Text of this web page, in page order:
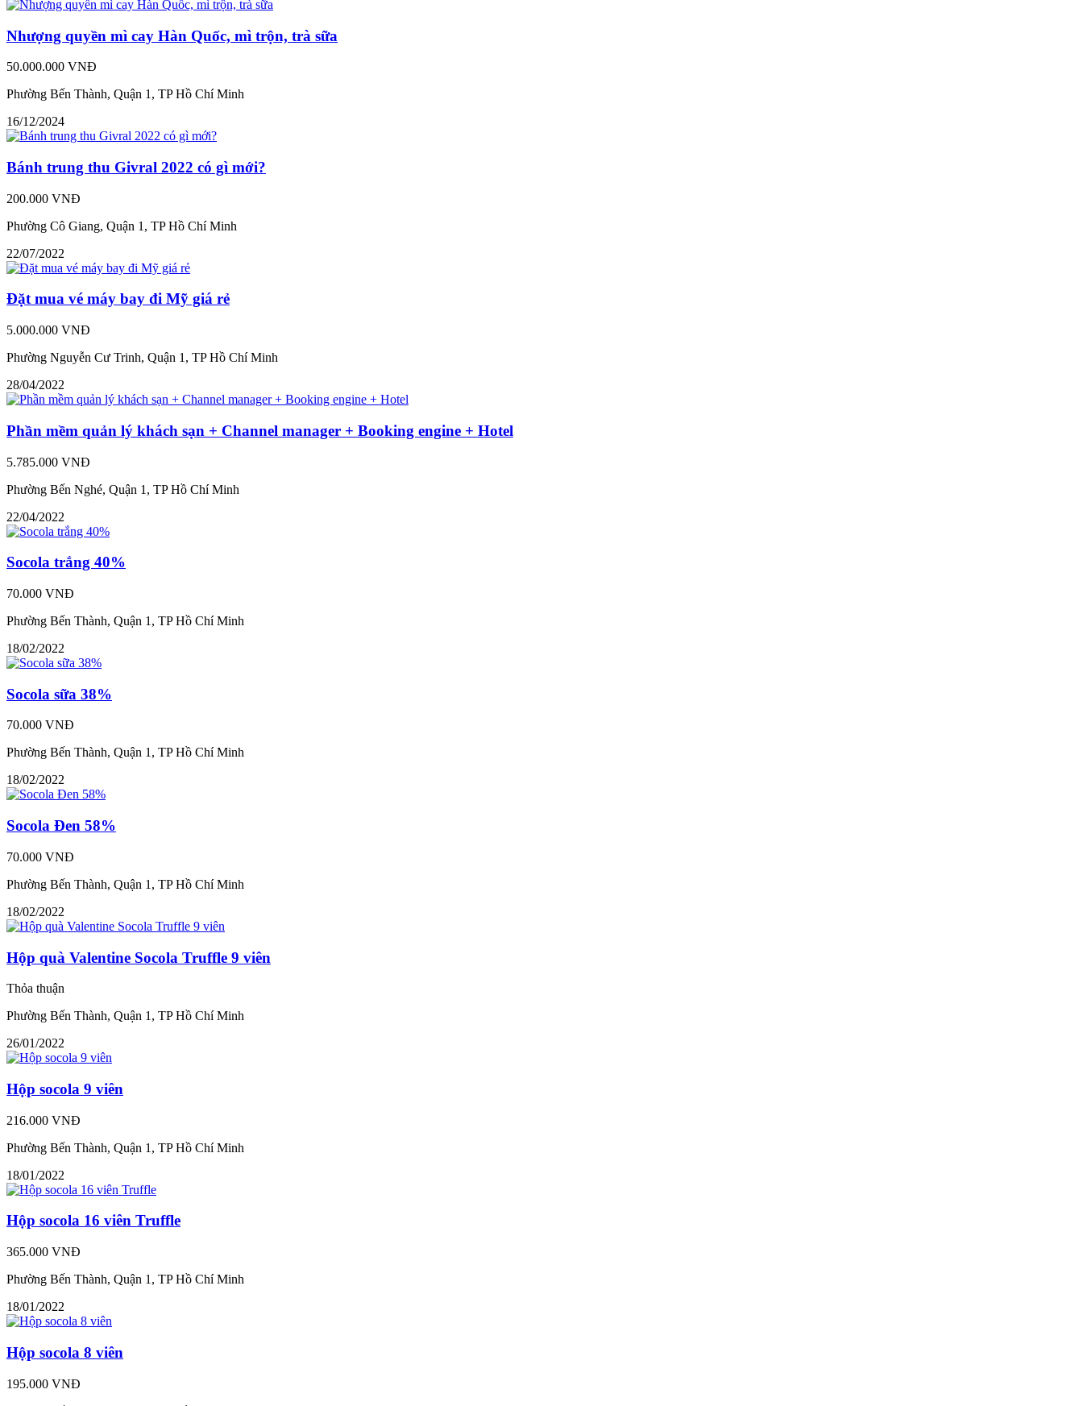
Nhượng quyền mì cay Hàn Quốc, mì trộn, trà sữa
50.000.000 VNĐ
Phường Bến Thành, Quận 1, TP Hồ Chí Minh
16/12/2024
Bánh trung thu Givral 2022 có gì mới?
200.000 VNĐ
Phường Cô Giang, Quận 1, TP Hồ Chí Minh
22/07/2022
Đặt mua vé máy bay đi Mỹ giá rẻ
5.000.000 VNĐ
Phường Nguyễn Cư Trinh, Quận 1, TP Hồ Chí Minh
28/04/2022
Phần mềm quản lý khách sạn + Channel manager + Booking engine + Hotel
5.785.000 VNĐ
Phường Bến Nghé, Quận 1, TP Hồ Chí Minh
22/04/2022
Socola trắng 40%
70.000 VNĐ
Phường Bến Thành, Quận 1, TP Hồ Chí Minh
18/02/2022
Socola sữa 38%
70.000 VNĐ
Phường Bến Thành, Quận 1, TP Hồ Chí Minh
18/02/2022
Socola Đen 58%
70.000 VNĐ
Phường Bến Thành, Quận 1, TP Hồ Chí Minh
18/02/2022
Hộp quà Valentine Socola Truffle 9 viên
Thỏa thuận
Phường Bến Thành, Quận 1, TP Hồ Chí Minh
26/01/2022
Hộp socola 9 viên
216.000 VNĐ
Phường Bến Thành, Quận 1, TP Hồ Chí Minh
18/01/2022
Hộp socola 16 viên Truffle
365.000 VNĐ
Phường Bến Thành, Quận 1, TP Hồ Chí Minh
18/01/2022
Hộp socola 8 viên
195.000 VNĐ